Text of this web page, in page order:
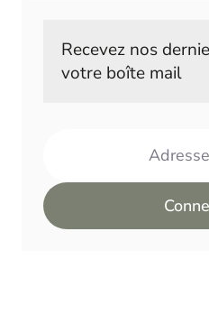
Recevez nos
votre boîte mail